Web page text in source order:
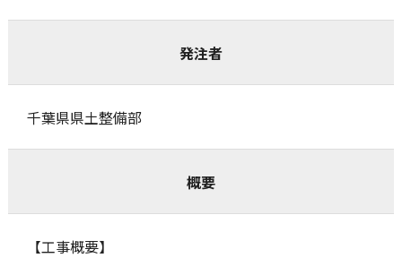
発注者
千葉県県土整備部
概要
【工事概要】